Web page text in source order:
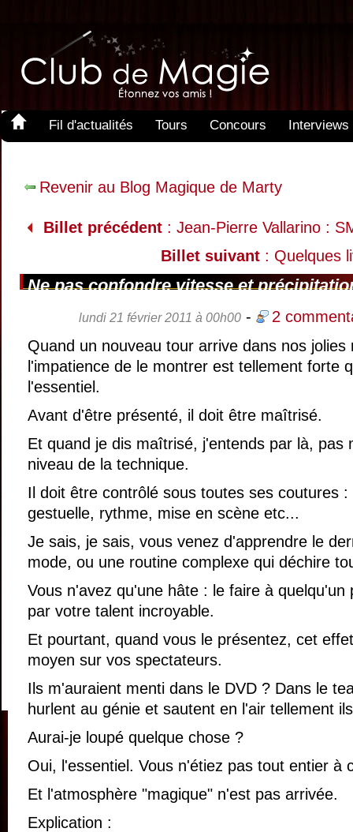
Fil d'actualités Tours Concours Interviews
Revenir au Blog Magique de Marty
Billet précédent : Jean-Pierre Vallarino :
Billet suivant : Quelques
Ne pas confondre vitesse et
lundi 21 février 2011 à 00h00 -
2
Quand un nouveau tour arrive dans nos jolies
l'impatience de le montrer est tellement forte
l'essentiel.
Avant d'être présenté, il doit être maîtrisé.
Et quand je dis maîtrisé, j'entends par là, pas
niveau de la technique.
Il doit être contrôlé sous toutes ses coutures
gestuelle, rythme, mise en scène etc...
Je sais, je sais, vous venez d'apprendre le
mode, ou une routine complexe qui déchire
Vous n'avez qu'une hâte : le faire à quelqu'un
par votre talent incroyable.
Et pourtant, quand vous le présentez, cet
moyen sur vos spectateurs.
Ils m'auraient menti dans le DVD ? Dans le
hurlent au génie et sautent en l'air tellement
Aurai-je loupé quelque chose ?
Oui, l'essentiel. Vous n'étiez pas tout entier à
Et l'atmosphère "magique" n'est pas arrivée.
Explication :